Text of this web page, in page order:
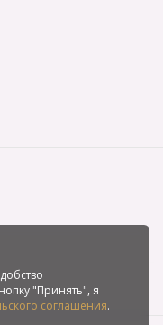
"Принять", я
соглашения.